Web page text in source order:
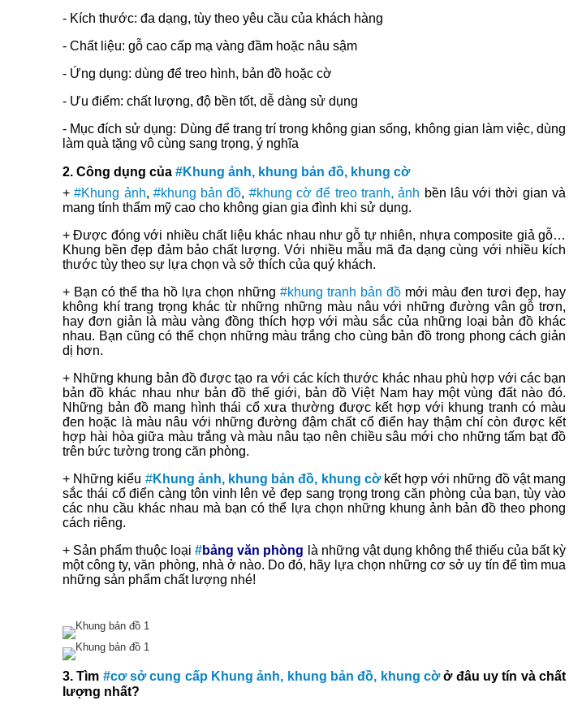
- Kích thước: đa dạng, tùy theo yêu cầu của khách hàng
- Chất liệu: gỗ cao cấp mạ vàng đầm hoặc nâu sậm
- Ứng dụng: dùng để treo hình, bản đồ hoặc cờ
- Ưu điểm: chất lượng, độ bền tốt, dễ dàng sử dụng
- Mục đích sử dụng: Dùng để trang trí trong không gian sống, không gian làm việc, dùng
làm quà tặng vô cùng sang trọng, ý nghĩa
2. Công dụng của #Khung ảnh, khung bản đồ, khung cờ
+ #Khung ảnh, #khung bản đồ, #khung cờ để treo tranh, ảnh bền lâu với thời gian và
mang tính thẩm mỹ cao cho không gian gia đình khi sử dụng.
+ Được đóng với nhiều chất liệu khác nhau như gỗ tự nhiên, nhựa composite giả gỗ…
Khung bền đẹp đảm bảo chất lượng. Với nhiều mẫu mã đa dạng cùng với nhiều kích
thước tùy theo sự lựa chọn và sở thích của quý khách.
+ Bạn có thể tha hồ lựa chọn những #khung tranh bản đồ mới màu đen tươi đẹp, hay
không khí trang trọng khác từ những những màu nâu với những đường vân gỗ trơn,
hay đơn giản là màu vàng đồng thích hợp với màu sắc của những loại bản đồ khác
nhau. Bạn cũng có thể chọn những màu trắng cho cùng bản đồ trong phong cách giản
dị hơn.
+ Những khung bản đồ được tạo ra với các kích thước khác nhau phù hợp với các bạn
bản đồ khác nhau như bản đồ thế giới, bản đồ Việt Nam hay một vùng đất nào đó.
Những bản đồ mang hình thái cổ xưa thường được kết hợp với khung tranh có màu
đen hoặc là màu nâu với những đường đậm chất cổ điển hay thậm chí còn được kết
hợp hài hòa giữa màu trắng và màu nâu tạo nên chiều sâu mới cho những tấm bạt đồ
trên bức tường trong căn phòng.
+ Những kiểu #Khung ảnh, khung bản đồ, khung cờ kết hợp với những đồ vật mang
sắc thái cổ điển càng tôn vinh lên vẻ đẹp sang trọng trong căn phòng của bạn, tùy vào
các nhu cầu khác nhau mà bạn có thể lựa chọn những khung ảnh bản đồ theo phong
cách riêng.
+ Sản phẩm thuộc loại #bảng văn phòng là những vật dụng không thể thiếu của bất kỳ
một công ty, văn phòng, nhà ở nào. Do đó, hãy lựa chọn những cơ sở uy tín để tìm mua
những sản phẩm chất lượng nhé!
3. Tìm #cơ sở cung cấp Khung ảnh, khung bản đồ, khung cờở đâu uy tín và chất
lượng nhất?